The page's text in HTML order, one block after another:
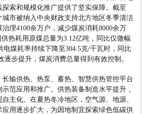
探索和规模化推广提供了坚实保障。截至
城市被纳入中央财政支持北方地区冬季清洁
理4100余万户，减少煤炭消耗8000余万
热耗用原煤总量为3.12亿吨，同比仅微幅
电煤耗率持续下降至304.5克/千瓦时，同比
逐步提升，煤炭消费总量得到有效控制。
长输供热、热泵、蓄热、智慧供热管控平台
范应用和推广。供热装备制造水平提升，
主化。在夏热冬冷地区，空气源、地源、
用逐步扩大，为因地制宜探索绿色低碳供